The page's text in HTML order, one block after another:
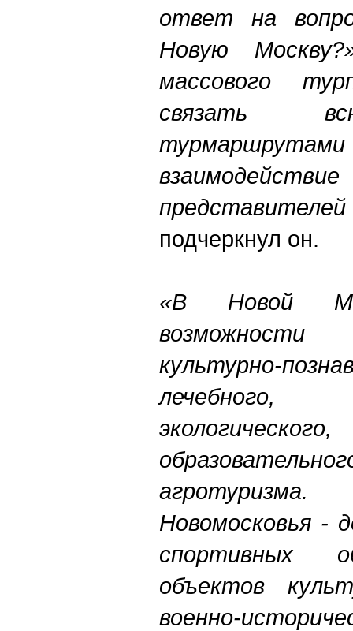
ответ на
Новую
массового
связать
подчеркнул он.
«В Новой
культурно-
Новомосковья -
спортивных
объектов
военно-